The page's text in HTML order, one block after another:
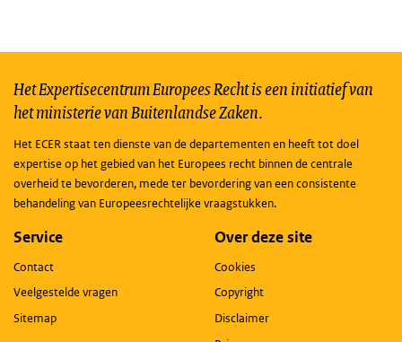
Het Expertisecentrum Europees Recht is een initiatief van
het ministerie van Buitenlandse Zaken.
Het ECER staat ten dienste van de departementen en heeft tot doel
expertise op het gebied van het Europees recht binnen de centrale
overheid te bevorderen, mede ter bevordering van een consistente
behandeling van Europeesrechtelijke vraagstukken.
Service
Contact
Veelgestelde vragen
Sitemap
Over deze site
Cookies
Copyright
Disclaimer